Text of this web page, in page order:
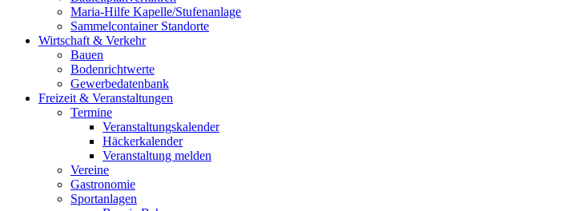
Maria-Hilfe Kapelle/Stufenanlage
Sammelcontainer Standorte
Wirtschaft & Verkehr
Bauen
Bodenrichtwerte
Gewerbedatenbank
Freizeit & Veranstaltungen
Termine
Veranstaltungskalender
Häckerkalender
Veranstaltung melden
Vereine
Gastronomie
Sportanlagen